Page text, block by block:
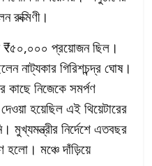
রুক্মিণী।
₹৫০,০০০ প্রয়োজন ছিল।
নাট্যকার গিরিশচন্দ্র ঘোষ।
কাছে নিজেকে সমর্পণ
হয়েছিল এই থিয়েটারের
মুখ্যমন্ত্রীর নির্দেশে এতবছর
হলো। মঞ্চে দাঁড়িয়ে